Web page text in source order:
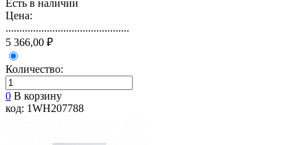
Есть в наличии
Цена:
.............................................
5 366,00 ₽
Количество:
0 В корзину
код: 1WH207788